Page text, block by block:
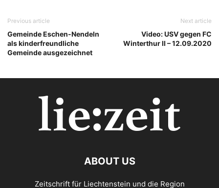
Previous article
Gemeinde Eschen-Nendeln
als kinderfreundliche
Gemeinde ausgezeichnet
Next article
Video: USV gegen FC
Winterthur II – 12.09.2020
ABOUT US
Zeitschrift für Liechtenstein und die Region